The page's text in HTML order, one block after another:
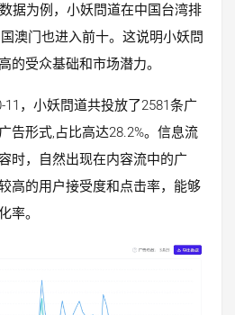
据为例，小妖問道在中国台湾排
澳门也进入前十。这说明小妖問
的受众基础和市场潜力。
11，小妖問道共投放了2581条广
告形式,占比高达28.2%。信息流
时，自然出现在内容流中的广
高的用户接受度和点击率，能够
率。